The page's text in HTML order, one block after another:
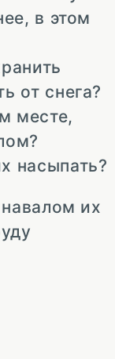
в этом
от снега?
месте,
насыпать?
их